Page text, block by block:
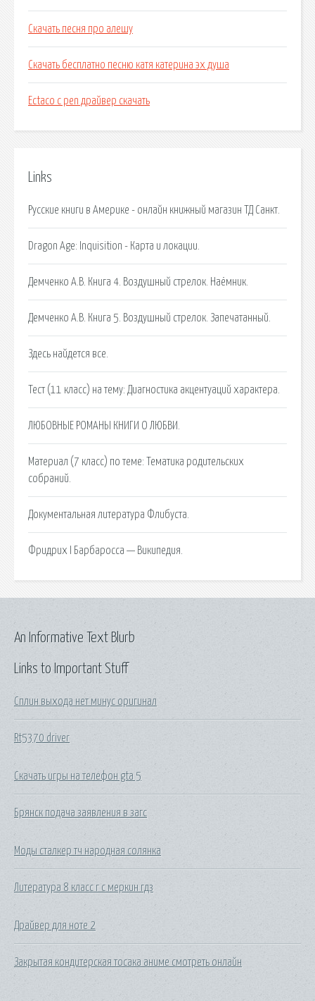
Скачать песня про алешу
Скачать бесплатно песню катя катерина эх душа
Ectaco c pen драйвер скачать
Links
Русские книги в Америке - онлайн книжный магазин ТД Санкт.
Dragon Age: Inquisition - Карта и локации.
Демченко А.В. Книга 4. Воздушный стрелок. Наёмник.
Демченко А.В. Книга 5. Воздушный стрелок. Запечатанный.
Здесь найдется все.
Тест (11 класс) на тему: Диагностика акцентуаций характера.
ЛЮБОВНЫЕ РОМАНЫ КНИГИ О ЛЮБВИ.
Материал (7 класс) по теме: Тематика родительских
собраний.
Документальная литература Флибуста.
Фридрих I Барбаросса — Википедия.
Links to Important Stuff
Сплин выхода нет минус оригинал
Rt5370 driver
Скачать игры на телефон gta 5
Брянск подача заявления в загс
Моды сталкер тч народная солянка
Литература 8 класс г с меркин гдз
Драйвер для ноте 2
Закрытая кондитерская тосака аниме смотреть онлайн
An Informative Text Blurb